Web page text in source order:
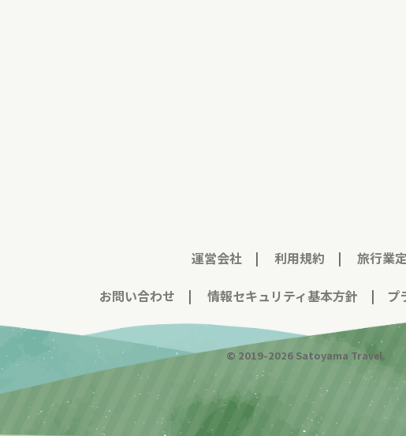
運営会社 | 利用規約 | 旅行業
お問い合わせ | 情報セキュリティ基本方針 | プ
© 2019-2026 Satoyama Travel.